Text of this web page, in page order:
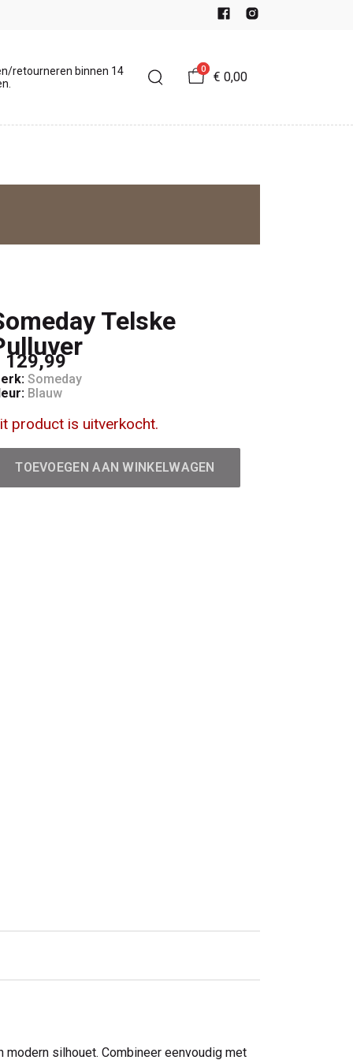
retourneren binnen 14
0
€ 0,00
Telske
129,99
Someday
Blauw
product is uitverkocht.
TOEVOEGEN AAN WINKELWAGEN
silhouet. Combineer eenvoudig met